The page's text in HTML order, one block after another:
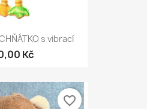
s vibrací
Kč
favorite_border